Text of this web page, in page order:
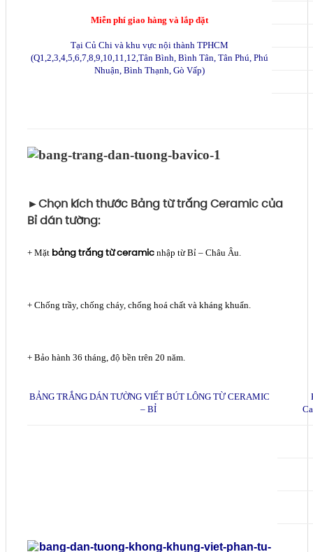
Miễn phí giao hàng và lắp đặt
Tại Củ Chi và khu vực nội thành TPHCM
(Q1,2,3,4,5,6,7,8,9,10,11,12,Tân Bình, Bình Tân, Tân Phú, Phú
Nhuận, Bình Thạnh, Gò Vấp)
►Chọn kích thước Bảng từ trắng Ceramic của
Bỉ dán tường:
+ Mặt bảng trắng từ ceramicnhập từ Bỉ – Châu Âu.
+ Chống trầy, chống cháy, chống hoá chất và kháng khuẩn.
+ Bảo hành 36 tháng, độ bền trên 20 năm.
BẢNG TRẮNG DÁN TƯỜNG VIẾT BÚT LÔNG TỪ CERAMIC
– BỈ